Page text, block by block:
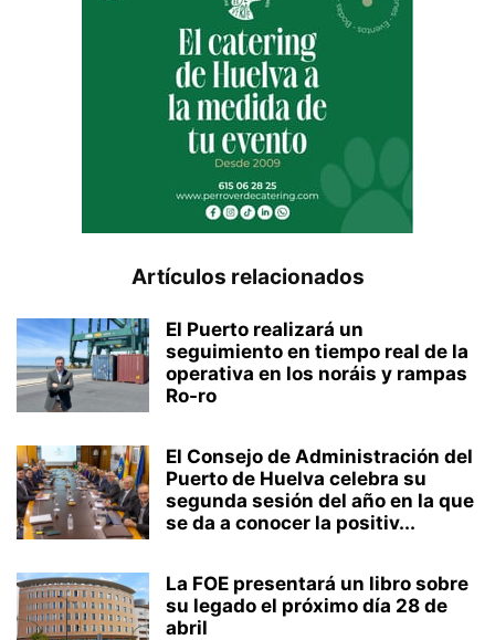
Artículos relacionados
El Puerto realizará un
seguimiento en tiempo real de la
operativa en los noráis y rampas
Ro-ro
El Consejo de Administración del
Puerto de Huelva celebra su
segunda sesión del año en la que
se da a conocer la positiv...
La FOE presentará un libro sobre
su legado el próximo día 28 de
abril